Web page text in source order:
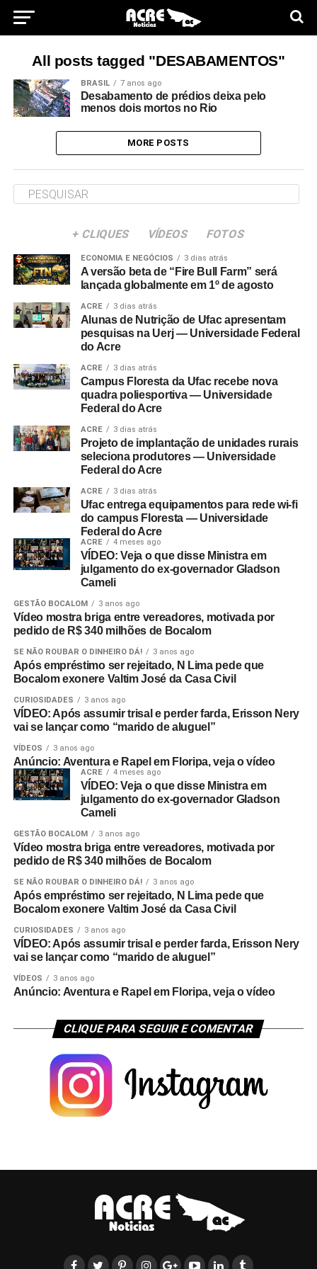
All posts tagged "DESABAMENTOS"
BRASIL 7 anos ago
Desabamento de prédios deixa pelo
menos dois mortos no Rio
MORE POSTS
+ CLIQUES VÍDEOS FOTOS
ECONOMIA E NEGÓCIOS 3 dias atrás
A versão beta de “Fire Bull Farm” será
lançada globalmente em 1º de agosto
ACRE 3 dias atrás
Alunas de Nutrição de Ufac apresentam
pesquisas na Uerj — Universidade Federal
do Acre
ACRE 3 dias atrás
Campus Floresta da Ufac recebe nova
quadra poliesportiva — Universidade
Federal do Acre
ACRE 3 dias atrás
Projeto de implantação de unidades rurais
seleciona produtores — Universidade
Federal do Acre
ACRE 3 dias atrás
Ufac entrega equipamentos para rede wi-fi
do campus Floresta — Universidade
Federal do Acre
ACRE 4 meses ago
VÍDEO: Veja o que disse Ministra em
julgamento do ex-governador Gladson
Cameli
GESTÃO BOCALOM 3 anos ago
Vídeo mostra briga entre vereadores, motivada por
pedido de R$ 340 milhões de Bocalom
SE NÃO ROUBAR O DINHEIRO DÁ! 3 anos ago
Após empréstimo ser rejeitado, N Lima pede que
Bocalom exonere Valtim José da Casa Civil
CURIOSIDADES 3 anos ago
VÍDEO: Após assumir trisal e perder farda, Erisson Nery
vai se lançar como “marido de aluguel”
VÍDEOS 3 anos ago
Anúncio: Aventura e Rapel em Floripa, veja o vídeo
ACRE 4 meses ago
VÍDEO: Veja o que disse Ministra em
julgamento do ex-governador Gladson
Cameli
GESTÃO BOCALOM 3 anos ago
Vídeo mostra briga entre vereadores, motivada por
pedido de R$ 340 milhões de Bocalom
SE NÃO ROUBAR O DINHEIRO DÁ! 3 anos ago
Após empréstimo ser rejeitado, N Lima pede que
Bocalom exonere Valtim José da Casa Civil
CURIOSIDADES 3 anos ago
VÍDEO: Após assumir trisal e perder farda, Erisson Nery
vai se lançar como “marido de aluguel”
VÍDEOS 3 anos ago
Anúncio: Aventura e Rapel em Floripa, veja o vídeo
CLIQUE PARA SEGUIR E COMENTAR